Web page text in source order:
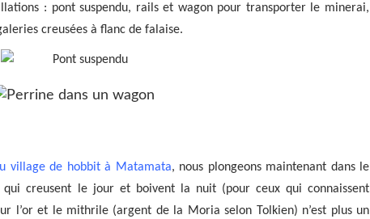
: pont suspendu, rails et wagon pour transporter le minerai,
creusées à flanc de falaise.
village de hobbit à Matamata, nous plongeons maintenant dans le
creusent le jour et boivent la nuit (pour ceux qui connaissent
l’or et le mithrile (argent de la Moria selon Tolkien) n’est plus un